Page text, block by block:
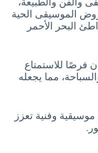
الموسيقى الحية
البحر الأحمر
فرصًا للاستمتاع
مما يجعله
وفنية تعزز